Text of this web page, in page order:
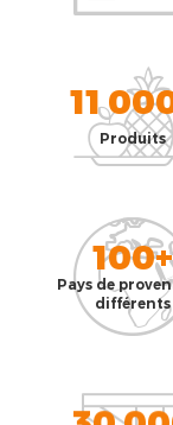
11
Produits
100+
Pays de
différents